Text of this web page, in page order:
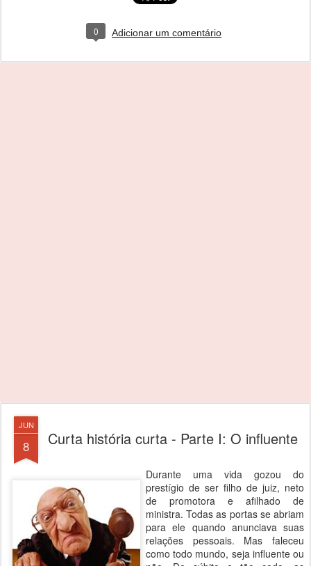
0 Adicionar um comentário
JUN
8 Curta história curta - Parte I: O influente
Durante uma vida gozou do
prestígio de ser filho de juiz, neto
de promotora e afilhado de
ministra. Todas as portas se abriam
para ele quando anunciava suas
relações pessoais. Mas faleceu
como todo mundo, seja influente ou